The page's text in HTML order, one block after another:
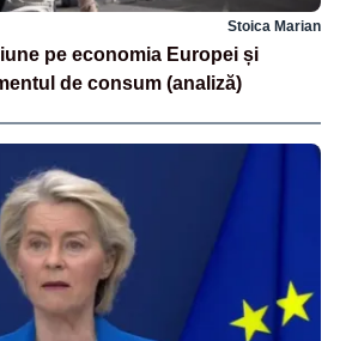
Stoica Marian
pe economia Europei și
de consum (analiză)